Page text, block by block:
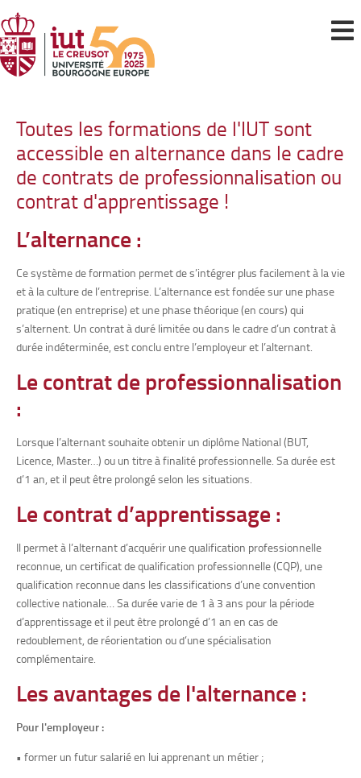
Alternance
Toutes les formations de l'IUT sont
accessible en alternance dans le cadre
de contrats de professionnalisation ou
contrat d'apprentissage !
L’alternance :
Ce système de formation permet de s’intégrer plus facilement à la vie
et à la culture de l’entreprise. L’alternance est fondée sur une phase
pratique (en entreprise) et une phase théorique (en cours) qui
s’alternent. Un contrat à duré limitée ou dans le cadre d’un contrat à
durée indéterminée, est conclu entre l’employeur et l’alternant.
Le contrat de professionnalisation
:
Lorsque l’alternant souhaite obtenir un diplôme National (BUT,
Licence, Master…) ou un titre à finalité professionnelle. Sa durée est
d’1 an, et il peut être prolongé selon les situations.
Le contrat d’apprentissage :
Il permet à l’alternant d’acquérir une qualification professionnelle
reconnue, un certificat de qualification professionnelle (CQP), une
qualification reconnue dans les classifications d’une convention
collective nationale… Sa durée varie de 1 à 3 ans pour la période
d’apprentissage et il peut être prolongé d’1 an en cas de
redoublement, de réorientation ou d’une spécialisation
complémentaire.
Les avantages de l'alternance :
Pour l'employeur :
• former un futur salarié en lui apprenant un métier ;